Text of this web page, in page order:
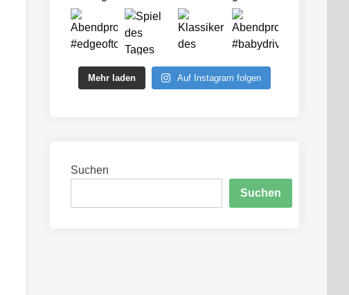
Mehr laden Auf Instagram folgen
Suchen
Suchen